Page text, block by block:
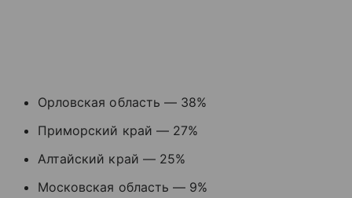
Орловская область — 38%
Приморский край — 27%
Алтайский край — 25%
Московская область — 9%